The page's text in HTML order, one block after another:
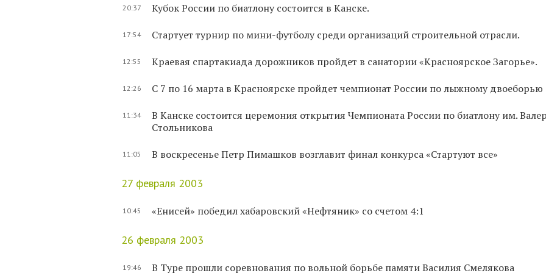
20:37 Кубок России по биатлону состоится в Канске.
17:54 Стартует турнир по мини-футболу среди организаций строительной отрасли.
12:55 Краевая спартакиада дорожников пройдет в санатории «Красноярское Загорье».
12:26 С 7 по 16 марта в Красноярске пройдет чемпионат России по лыжному двоеборью
11:34
В Канске состоится церемония открытия Чемпионата России по биатлону им.
Стольникова
11:05 В воскресенье Петр Пимашков возглавит финал конкурса «Стартуют все»
27 февраля 2003
10:45 «Енисей» победил хабаровский «Нефтяник» со счетом 4:1
26 февраля 2003
19:46 В Туре прошли соревнования по вольной борьбе памяти Василия Смелякова